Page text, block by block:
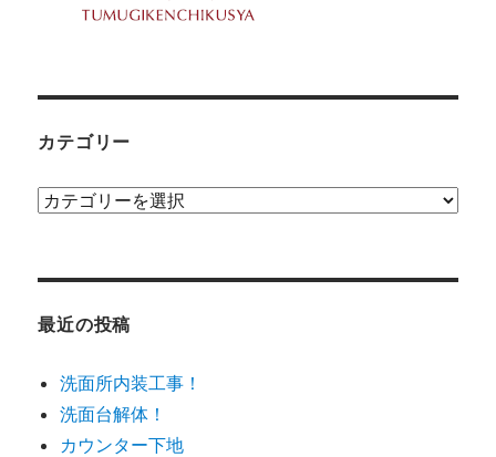
カテゴリー
カ
ー
最近の投稿
洗面所内装工事！
洗面台解体！
カウンター下地